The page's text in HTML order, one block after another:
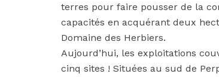
terres pour faire pousser de la
capacités en acquérant deux
Domaine des Herbiers.
Aujourd’hui, les exploitations
cinq sites ! Situées au sud de